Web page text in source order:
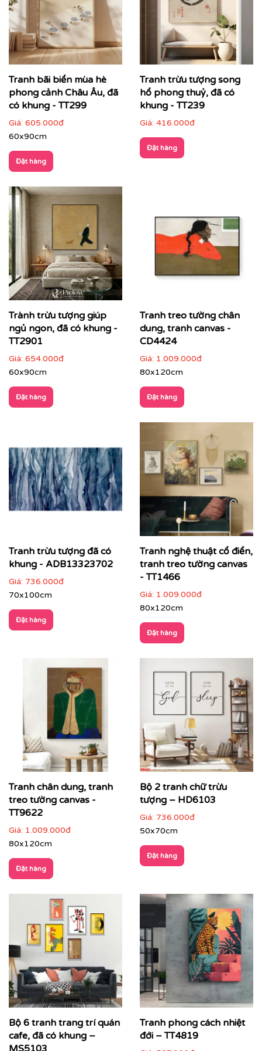
Cách phối tranh trừu tượng với nội thất & không gian
Tranh trừu tượng phù hợp với nhiều loại hình không
gian:
Phòng khách hiện đại, căn hộ cao cấp: làm điểm
nhấn trung tâm
Văn phòng, phòng họp lãnh đạo: thể hiện tư duy
sáng tạo và chuyên nghiệp
Nhà hàng, lounge, quầy bar, khách sạn: tăng tính
nghệ thuật và nhận diện thương hiệu
Tranh bãi biển mùa hè
phong cảnh Châu Âu, đã
có khung - TT299
Giá: 605.000đ
60x90cm
Đặt hàng
Tranh trừu tượng song
hổ phong thuỷ, đã có
khung - TT239
Giá: 416.000đ
Đặt hàng
Trành trừu tượng giúp
ngủ ngon, đã có khung -
TT2901
Giá: 654.000đ
60x90cm
Đặt hàng
Tranh treo tường chân
dung, tranh canvas -
CD4424
Giá: 1.009.000đ
80x120cm
Đặt hàng
Tranh trừu tượng đã có
khung - ADB13323702
Giá: 736.000đ
70x100cm
Đặt hàng
Tranh nghệ thuật cổ điển,
tranh treo tường canvas
- TT1466
Giá: 1.009.000đ
80x120cm
Đặt hàng
Tranh chân dung, tranh
treo tường canvas -
TT9622
Giá: 1.009.000đ
80x120cm
Đặt hàng
Bộ 2 tranh chữ trừu
tượng – HD6103
Giá: 736.000đ
50x70cm
Đặt hàng
Bộ 6 tranh trang trí quán
cafe, đã có khung –
MS5103
Tranh phong cách nhiệt
đới – TT4819